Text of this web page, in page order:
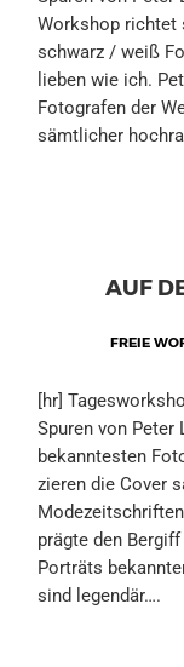
Workshop richtet
schwarz / weiß
lieben wie ich.
Fotografen der
sämtlicher
AUF
FREIE
[hr]
Spuren von Peter
bekanntesten
zieren die Cover
prägte den
Porträts
sind legendär….